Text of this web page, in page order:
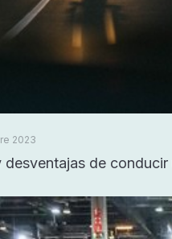
2023
desventajas de conducir